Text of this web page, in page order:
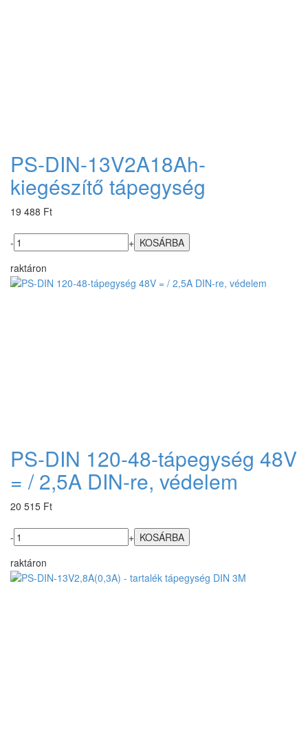
PS-DIN-13V2A18Ah-
kiegészítő tápegység
19 488 Ft
-
+
raktáron
PS-DIN 120-48-tápegység 48V
= / 2,5A DIN-re, védelem
20 515 Ft
-
+
raktáron